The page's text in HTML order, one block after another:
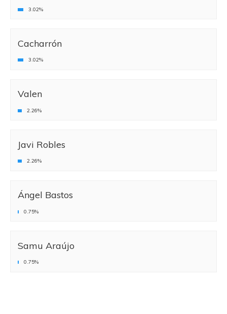
3.02%
Cacharrón
3.02%
Valen
2.26%
Javi Robles
2.26%
Ángel Bastos
0.75%
Samu Araújo
0.75%